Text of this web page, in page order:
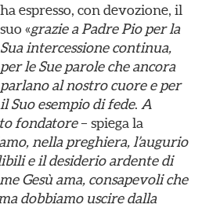
ha espresso, con devozione, il
suo «grazie a Padre Pio per la
Sua intercessione continua,
per le Sue parole che ancora
parlano al nostro cuore e per
il Suo esempio di fede. A
fondatore– spiega la
nella preghiera, l’augurio
e il desiderio ardente di
Gesù ama, consapevoli che
dobbiamo uscire dalla